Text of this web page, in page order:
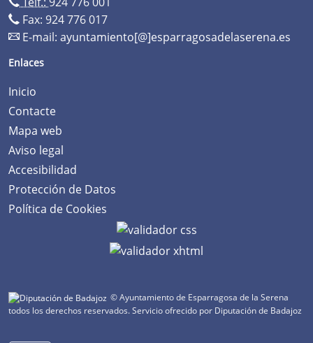
Fax: 924 776 017
E-mail: ayuntamiento[@]esparragosadelaserena.es
Enlaces
Inicio
Contacte
Mapa web
Aviso legal
Accesibilidad
Protección de Datos
Política de Cookies
© Ayuntamiento de Esparragosa de la Serena
todos los derechos reservados.Servicio ofrecido por Diputación de Badajoz